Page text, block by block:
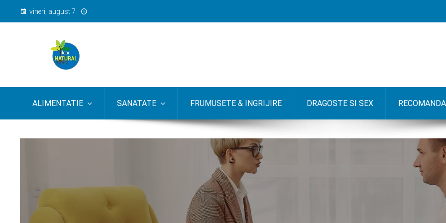
vineri, august 7
ALIMENTATIE SANATATE FRUMUSETE & INGRIJIRE DRAGOSTE SI SEX